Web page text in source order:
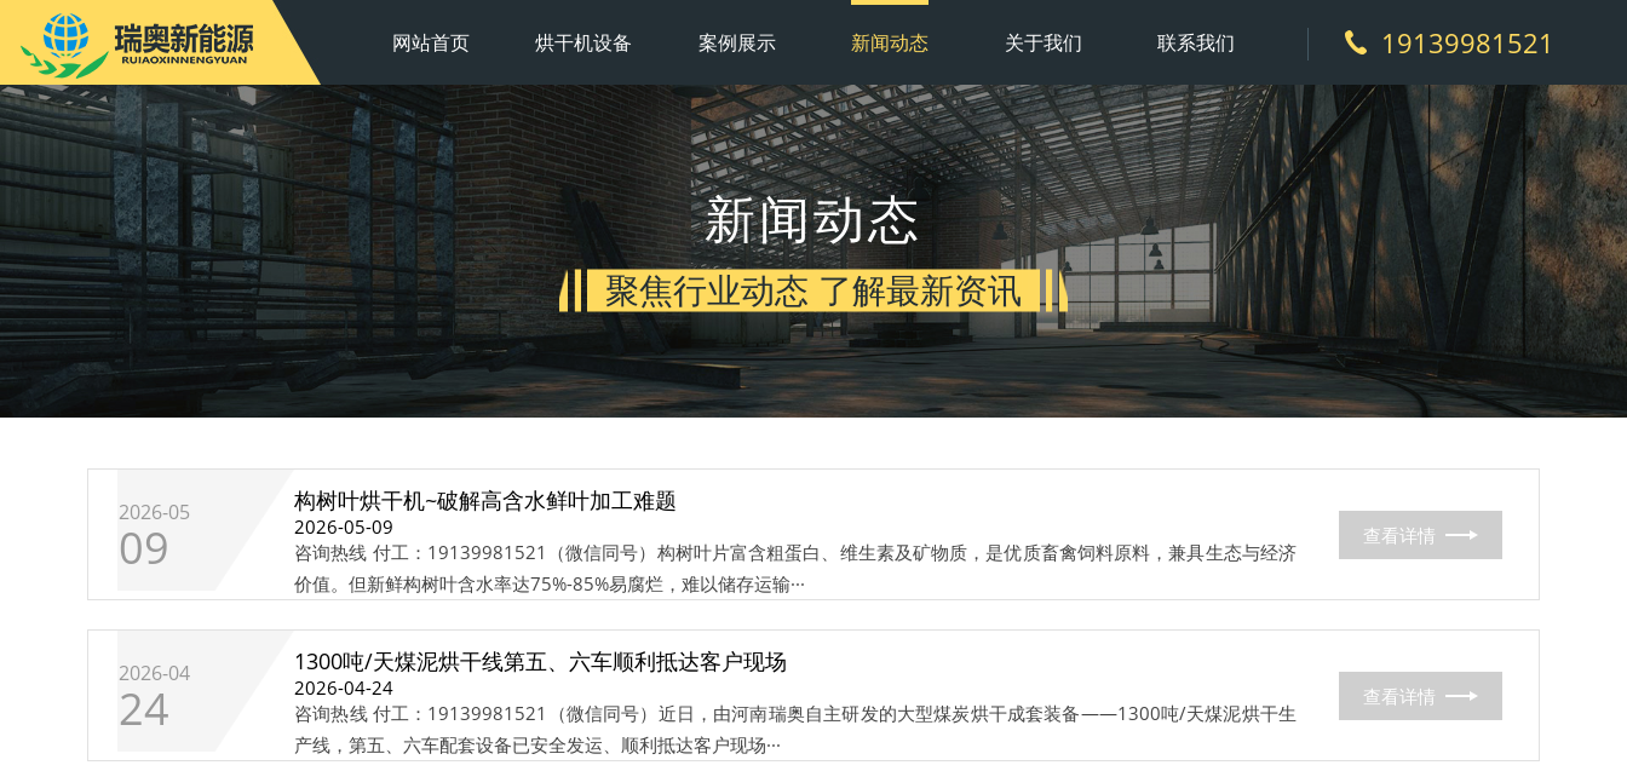
网站首页 烘干机设备 案例展示 新闻动态 关于我们 联系我们 19139981521
新闻动态
聚焦行业动态 了解最新资讯
2026-05
09
构树叶烘干机~破解高含水鲜叶加工难题
2026-05-09
咨询热线 付工：19139981521（微信同号）构树叶片富含粗蛋白、维生素及矿物质，是优质畜禽饲料原料，兼具生态与经济
价值。但新鲜构树叶含水率达75%-85%易腐烂，难以储存运输···
查看详情
2026-04
24
1300吨/天煤泥烘干线第五、六车顺利抵达客户现场
2026-04-24
咨询热线 付工：19139981521（微信同号）近日，由河南瑞奥自主研发的大型煤炭烘干成套装备——1300吨/天煤泥烘干生
产线​，第五、六车配套设备已安全发运、顺利抵达客户现场···
查看详情